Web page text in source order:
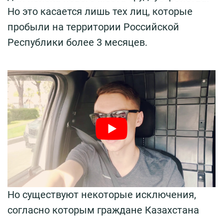
Но это касается лишь тех лиц, которые
пробыли на территории Российской
Республики более 3 месяцев.
Но существуют некоторые исключения,
согласно которым граждане Казахстана